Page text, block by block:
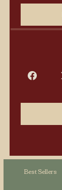
Best Sellers